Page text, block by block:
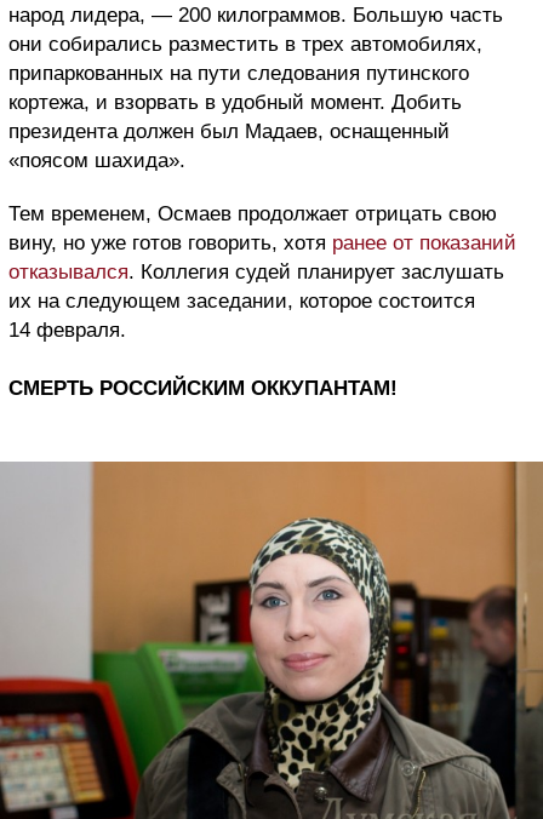
народ лидера, — 200 килограммов. Большую часть
они собирались разместить в трех автомобилях,
припаркованных на пути следования путинского
кортежа, и взорвать в удобный момент. Добить
президента должен был Мадаев, оснащенный
«поясом шахида».
Тем временем, Осмаев продолжает отрицать свою
вину, но уже готов говорить, хотя ранее от показаний
отказывался. Коллегия судей планирует заслушать
их на следующем заседании, которое состоится
14 февраля.
СМЕРТЬ РОССИЙСКИМ ОККУПАНТАМ!